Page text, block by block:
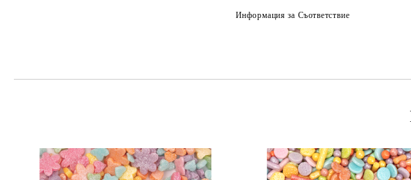
Информация за Съответствие